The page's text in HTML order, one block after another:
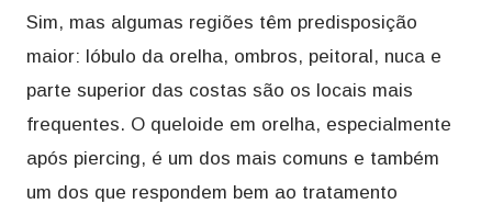
Sim, mas algumas regiões têm predisposição
maior: lóbulo da orelha, ombros, peitoral, nuca e
parte superior das costas são os locais mais
frequentes. O queloide em orelha, especialmente
após piercing, é um dos mais comuns e também
um dos que respondem bem ao tratamento